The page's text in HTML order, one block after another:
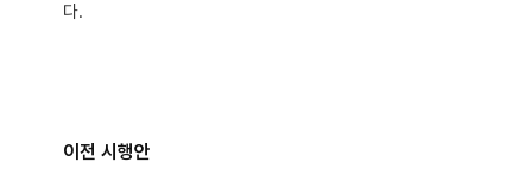
다.
이전 시행안